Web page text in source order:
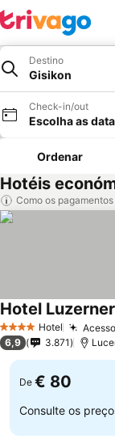
Destino
Gisikon
Check-in/out
Escolha as
Ordenar
Hotéis
Como os
4 EstrelasHotel
Hotel
6,9 3.871
De € 80
Consulte os